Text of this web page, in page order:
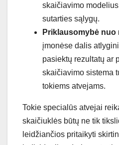
skaičiavimo
sutarties sąlygų.
Priklausomybė nuo
įmonėse dalis
pasiektų rezultatų ar
skaičiavimo sistema
tokiems atvejams.
Tokie specialūs atvejai
skaičiuklės būtų ne tik
leidžiančios pritaikyti